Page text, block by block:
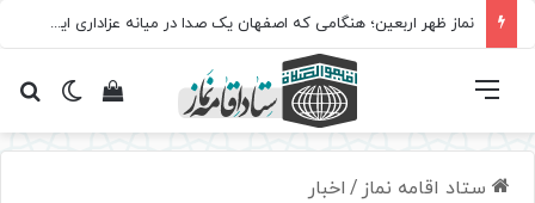
نماز ظهر اربعین؛ هنگامی که اصفهان یک صدا در میانه عزاداری ایستاد
تغییرمشاهده فهرست
ستاد اقامه نماز / اخبار